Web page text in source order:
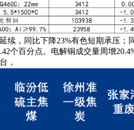
续，同比下降23%有色短期承压；
个百分点。电解铜成交量周增
，